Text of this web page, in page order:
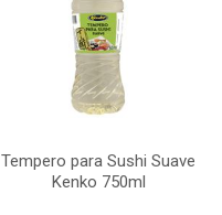
Tempero para Sushi Suave
Kenko 750ml